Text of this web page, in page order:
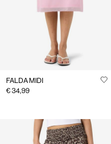
FALDA MIDI
€ 34,99